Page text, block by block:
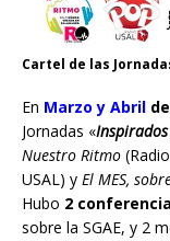
Cartel de las
En Marzo y Abril
Jornadas «
Nuestro Ritmo
USAL) y El MES,
Hubo 2
sobre la SGAE, y 2